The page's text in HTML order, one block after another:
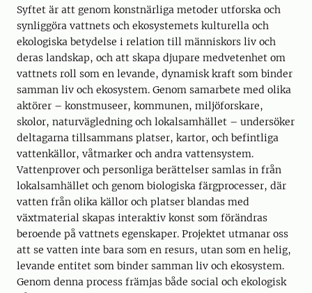
Syftet är att genom konstnärliga metoder utforska och
synliggöra vattnets och ekosystemets kulturella och
ekologiska betydelse i relation till människors liv och
deras landskap, och att skapa djupare medvetenhet om
vattnets roll som en levande, dynamisk kraft som binder
samman liv och ekosystem. Genom samarbete med olika
aktörer – konstmuseer, kommunen, miljöforskare,
skolor, naturvägledning och lokalsamhället – undersöker
deltagarna tillsammans platser, kartor, och befintliga
vattenkällor, våtmarker och andra vattensystem.
Vattenprover och personliga berättelser samlas in från
lokalsamhället och genom biologiska färgprocesser, där
vatten från olika källor och platser blandas med
växtmaterial skapas interaktiv konst som förändras
beroende på vattnets egenskaper. Projektet utmanar oss
att se vatten inte bara som en resurs, utan som en helig,
levande entitet som binder samman liv och ekosystem.
Genom denna process främjas både social och ekologisk